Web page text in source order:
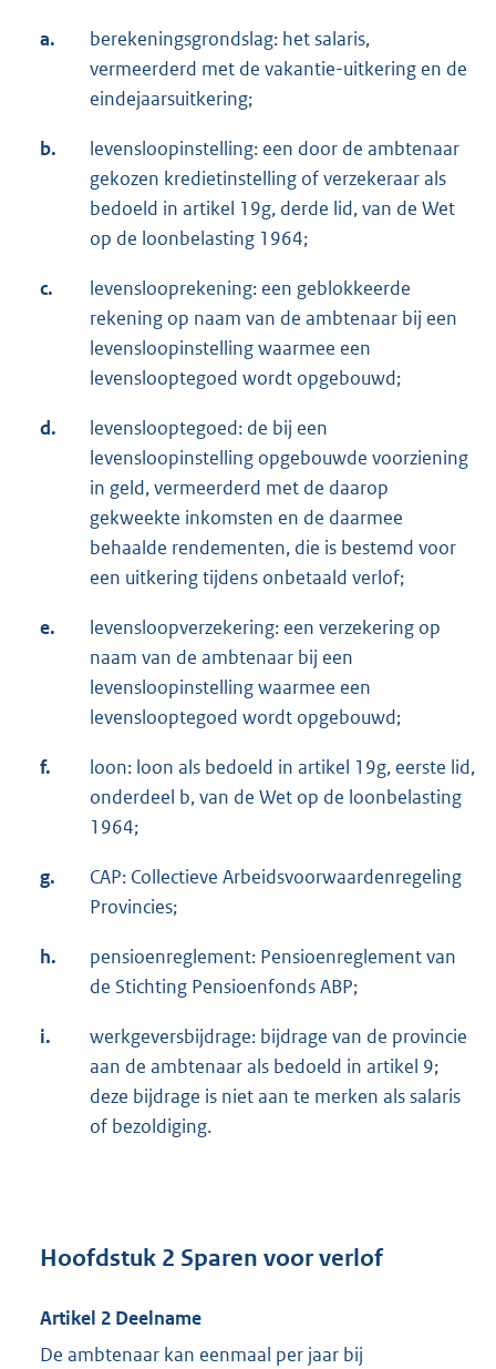
a.
berekeningsgrondslag: het salaris,
vermeerderd met de vakantie-uitkering en de
eindejaarsuitkering;
b.
levensloopinstelling: een door de ambtenaar
gekozen kredietinstelling of verzekeraar als
bedoeld in artikel 19g, derde lid, van de Wet
op de loonbelasting 1964;
c.
levenslooprekening: een geblokkeerde
rekening op naam van de ambtenaar bij een
levensloopinstelling waarmee een
levenslooptegoed wordt opgebouwd;
d.
levenslooptegoed: de bij een
levensloopinstelling opgebouwde voorziening
in geld, vermeerderd met de daarop
gekweekte inkomsten en de daarmee
behaalde rendementen, die is bestemd voor
een uitkering tijdens onbetaald verlof;
e.
levensloopverzekering: een verzekering op
naam van de ambtenaar bij een
levensloopinstelling waarmee een
levenslooptegoed wordt opgebouwd;
f.
loon: loon als bedoeld in artikel 19g, eerste lid,
onderdeel b, van de Wet op de loonbelasting
1964;
g.
CAP: Collectieve Arbeidsvoorwaardenregeling
Provincies;
h.
pensioenreglement: Pensioenreglement van
de Stichting Pensioenfonds ABP;
i.
werkgeversbijdrage: bijdrage van de provincie
aan de ambtenaar als bedoeld in artikel 9;
deze bijdrage is niet aan te merken als salaris
of bezoldiging.
Hoofdstuk 2 Sparen voor verlof
Artikel 2 Deelname
De ambtenaar kan eenmaal per jaar bij